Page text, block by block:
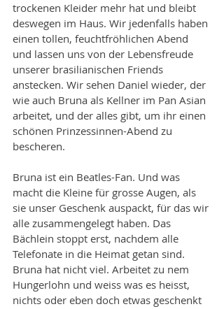
trockenen Kleider mehr hat und bleibt
deswegen im Haus. Wir jedenfalls haben
einen tollen, feuchtfröhlichen Abend
und lassen uns von der Lebensfreude
unserer brasilianischen Friends
anstecken. Wir sehen Daniel wieder, der
wie auch Bruna als Kellner im Pan Asian
arbeitet, und der alles gibt, um ihr einen
schönen Prinzessinnen-Abend zu
bescheren.
Bruna ist ein Beatles-Fan. Und was
macht die Kleine für grosse Augen, als
sie unser Geschenk auspackt, für das wir
alle zusammengelegt haben. Das
Bächlein stoppt erst, nachdem alle
Telefonate in die Heimat getan sind.
Bruna hat nicht viel. Arbeitet zu nem
Hungerlohn und weiss was es heisst,
nichts oder eben doch etwas geschenkt